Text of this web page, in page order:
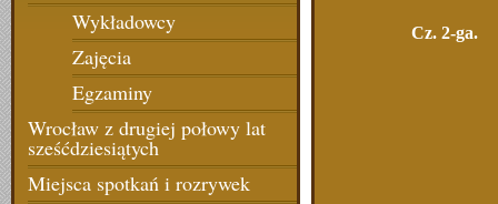
Wykładowcy
Zajęcia
Egzaminy
Wrocław z drugiej połowy lat
sześćdziesiątych
Miejsca spotkań i rozrywek
Cz. 2-ga.